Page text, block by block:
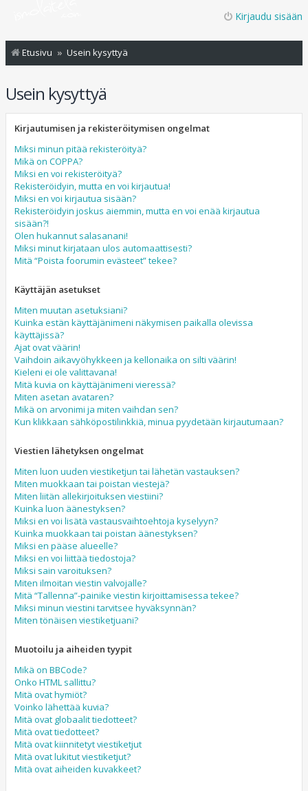
Kirjaudu sisään
Etusivu Usein kysyttyä
Usein kysyttyä
Kirjautumisen ja rekisteröitymisen ongelmat
Miksi minun pitää rekisteröityä?
Mikä on COPPA?
Miksi en voi rekisteröityä?
Rekisteröidyin, mutta en voi kirjautua!
Miksi en voi kirjautua sisään?
Rekisteröidyin joskus aiemmin, mutta en voi enää kirjautua
sisään?!
Olen hukannut salasanani!
Miksi minut kirjataan ulos automaattisesti?
Mitä “Poista foorumin evästeet” tekee?
Käyttäjän asetukset
Miten muutan asetuksiani?
Kuinka estän käyttäjänimeni näkymisen paikalla olevissa
käyttäjissä?
Ajat ovat väärin!
Vaihdoin aikavyöhykkeen ja kellonaika on silti väärin!
Kieleni ei ole valittavana!
Mitä kuvia on käyttäjänimeni vieressä?
Miten asetan avataren?
Mikä on arvonimi ja miten vaihdan sen?
Kun klikkaan sähköpostilinkkiä, minua pyydetään kirjautumaan?
Viestien lähetyksen ongelmat
Miten luon uuden viestiketjun tai lähetän vastauksen?
Miten muokkaan tai poistan viestejä?
Miten liitän allekirjoituksen viestiini?
Kuinka luon äänestyksen?
Miksi en voi lisätä vastausvaihtoehtoja kyselyyn?
Kuinka muokkaan tai poistan äänestyksen?
Miksi en pääse alueelle?
Miksi en voi liittää tiedostoja?
Miksi sain varoituksen?
Miten ilmoitan viestin valvojalle?
Mitä “Tallenna”-painike viestin kirjoittamisessa tekee?
Miksi minun viestini tarvitsee hyväksynnän?
Miten tönäisen viestiketjuani?
Muotoilu ja aiheiden tyypit
Mikä on BBCode?
Onko HTML sallittu?
Mitä ovat hymiöt?
Voinko lähettää kuvia?
Mitä ovat globaalit tiedotteet?
Mitä ovat tiedotteet?
Mitä ovat kiinnitetyt viestiketjut
Mitä ovat lukitut viestiketjut?
Mitä ovat aiheiden kuvakkeet?